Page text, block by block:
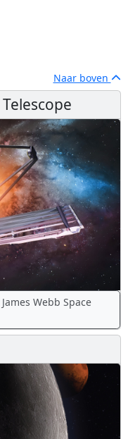
Naar boven
Webb Space